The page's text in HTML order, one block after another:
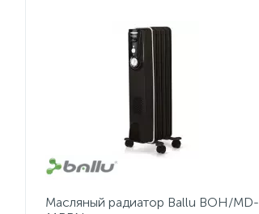
Масляный радиатор Ballu BOH/MD-